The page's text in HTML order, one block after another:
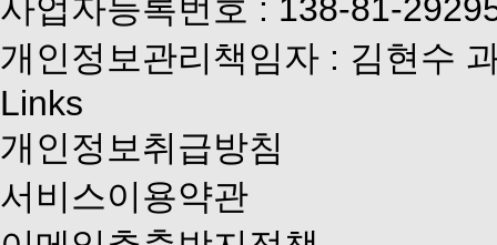
사업자등록번호 : 138-81-
개인정보관리책임자 : 김현수
Links
개인정보취급방침
서비스이용약관